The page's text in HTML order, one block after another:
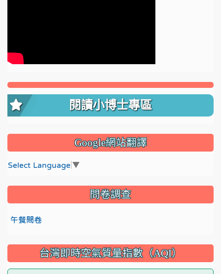
閱讀小博士專區
Google網站翻譯
Select Language ▼
問卷調查
午餐問卷
台灣即時空氣質量指數（AQI）